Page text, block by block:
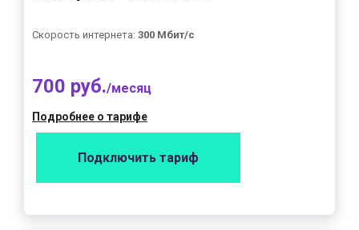
Скорость интернета: 300 Мбит/с
700 руб./месяц
Подробнее о тарифе
Подключить тариф